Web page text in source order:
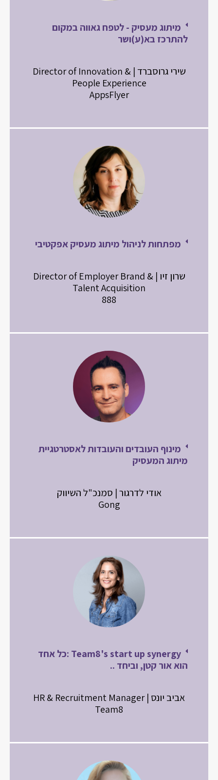
מיתוג מעסיק - לטפח גאווה במקום
להתרכז בא(ע)ושר
שירי גרוסברד | Director of Innovation &
People Experience
AppsFlyer
מפתחות לניהול מיתוג מעסיק אפקטיבי
שרון זיו | Director of Employer Brand &
Talent Acquisition
888
מינוף העובדים והעובדות לאסטרטגיית
מיתוג המעסיק
אודי לדרגור | סמנכ"ל השיווק
Gong
Team8's start up synergy :כל אחד
הוא אור קטן, וביחד ..
אביב יונס | HR & Recruitment Manager
Team8